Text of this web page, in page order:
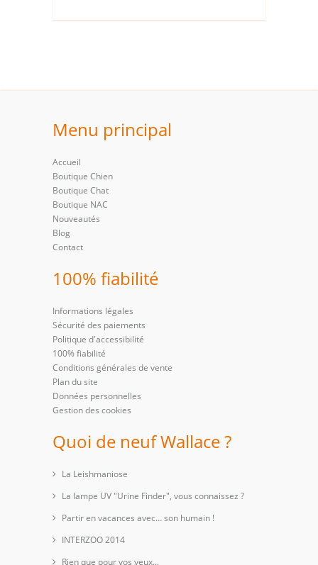
Menu principal
Accueil
Boutique Chien
Boutique Chat
Boutique NAC
Nouveautés
Blog
Contact
100% fiabilité
Informations légales
Sécurité des paiements
Politique d'accessibilité
100% fiabilité
Conditions générales de vente
Plan du site
Données personnelles
Gestion des cookies
Quoi de neuf Wallace ?
La Leishmaniose
La lampe UV "Urine Finder", vous connaissez ?
Partir en vacances avec… son humain !
INTERZOO 2014
Rien que pour vos yeux...